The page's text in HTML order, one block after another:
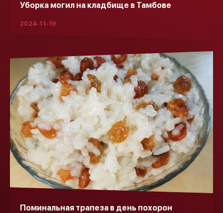
Уборка могил на кладбище в Тамбове
2024-11-19
Поминальная трапеза в день похорон